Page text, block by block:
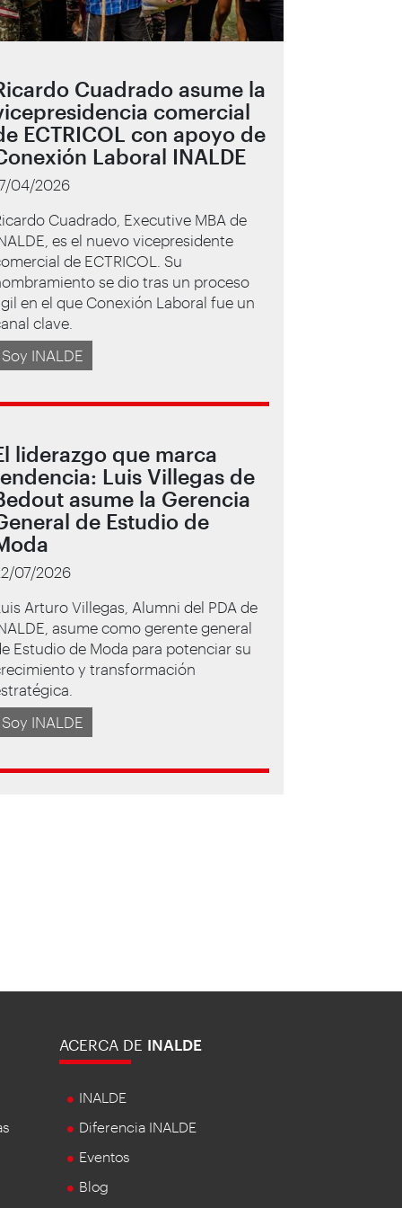
Cuadrado asume la
comercial
ECTRICOL con apoyo de
Laboral INALDE
04/2026
Cuadrado, Executive MBA de
es el nuevo vicepresidente
de ECTRICOL. Su
se dio tras un proceso
en el que Conexión Laboral fue un
clave.
Soy INALDE
liderazgo que marca
Luis Villegas de
asume la Gerencia
de Estudio de
07/2026
Arturo Villegas, Alumni del PDA de
asume como gerente general
Estudio de Moda para potenciar su
y transformación
Soy INALDE
ACERCA DE INALDE
INALDE
Diferencia INALDE
Eventos
Blog